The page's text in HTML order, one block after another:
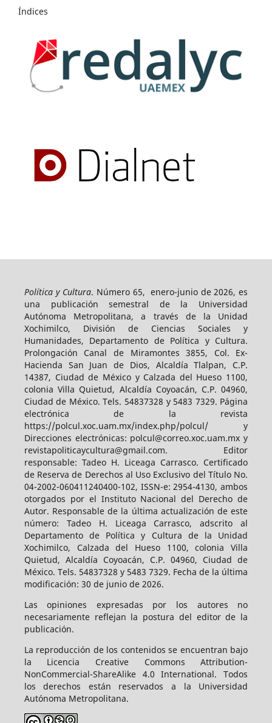
Índices
Política y Cultura. Número 65, enero-junio de 2026, es
una publicación semestral de la Universidad
Autónoma Metropolitana, a través de la Unidad
Xochimilco, División de Ciencias Sociales y
Humanidades, Departamento de Política y Cultura.
Prolongación Canal de Miramontes 3855, Col. Ex-
Hacienda San Juan de Dios, Alcaldía Tlalpan, C.P.
14387, Ciudad de México y Calzada del Hueso 1100,
colonia Villa Quietud, Alcaldía Coyoacán, C.P. 04960,
Ciudad de México. Tels. 54837328 y 5483 7329. Página
electrónica de la revista
https://polcul.xoc.uam.mx/index.php/polcul/ y
Direcciones electrónicas: polcul@correo.xoc.uam.mx y
revistapoliticaycultura@gmail.com. Editor
responsable: Tadeo H. Liceaga Carrasco. Certificado
de Reserva de Derechos al Uso Exclusivo del Título No.
04-2002-060411240400-102, ISSN-e: 2954-4130, ambos
otorgados por el Instituto Nacional del Derecho de
Autor. Responsable de la última actualización de este
número: Tadeo H. Liceaga Carrasco, adscrito al
Departamento de Política y Cultura de la Unidad
Xochimilco, Calzada del Hueso 1100, colonia Villa
Quietud, Alcaldía Coyoacán, C.P. 04960, Ciudad de
México. Tels. 54837328 y 5483 7329. Fecha de la última
modificación: 30 de junio de 2026.
Las opiniones expresadas por los autores no
necesariamente reflejan la postura del editor de la
publicación.
La reproducción de los contenidos se encuentran bajo
la Licencia Creative Commons Attribution-
NonCommercial-ShareAlike 4.0 International. Todos
los derechos están reservados a la Universidad
Autónoma Metropolitana.